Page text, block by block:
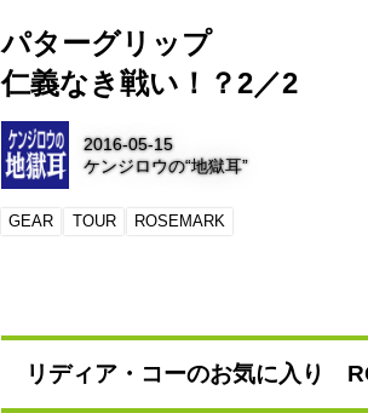
パターグリップ
仁義なき戦い！？2／2
2016-05-15
ケンジロウの“地獄耳”
GEAR TOUR ROSEMARK
リディア・コーのお気に入り